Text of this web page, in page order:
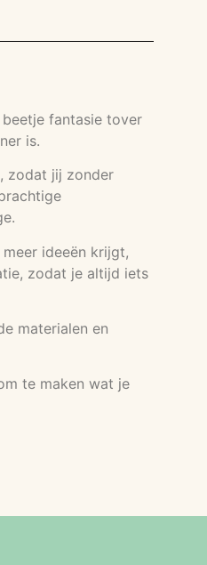
fantasie tover
is.
zodat jij zonder
ideeën krijgt,
zodat je altijd iets
materialen en
te maken wat je